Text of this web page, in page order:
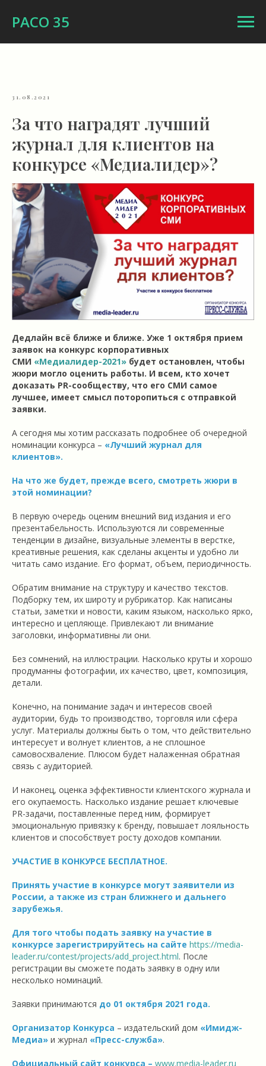
РАСО 35
31.08.2021
За что наградят лучший
журнал для клиентов на
конкурсе «Медиалидер»?
Дедлайн всё ближе и ближе. Уже 1 октября прием
заявок на конкурс корпоративных
СМИ «Медиалидер-2021» будет остановлен, чтобы
жюри могло оценить работы. И всем, кто хочет
доказать PR-сообществу, что его СМИ самое
лучшее, имеет смысл поторопиться с отправкой
заявки.
А сегодня мы хотим рассказать подробнее об очередной
номинации конкурса – «Лучший журнал для
клиентов».
На что же будет, прежде всего, смотреть жюри в
этой номинации?
В первую очередь оценим внешний вид издания и его
презентабельность. Используются ли современные
тенденции в дизайне, визуальные элементы в верстке,
креативные решения, как сделаны акценты и удобно ли
читать само издание. Его формат, объем, периодичность.
Обратим внимание на структуру и качество текстов.
Подборку тем, их широту и рубрикатор. Как написаны
статьи, заметки и новости, каким языком, насколько ярко,
интересно и цепляюще. Привлекают ли внимание
заголовки, информативны ли они.
Без сомнений, на иллюстрации. Насколько круты и хорошо
продуманны фотографии, их качество, цвет, композиция,
детали.
Конечно, на понимание задач и интересов своей
аудитории, будь то производство, торговля или сфера
услуг. Материалы должны быть о том, что действительно
интересует и волнует клиентов, а не сплошное
самовосхваление. Плюсом будет налаженная обратная
связь с аудиторией.
И наконец, оценка эффективности клиентского журнала и
его окупаемость. Насколько издание решает ключевые
PR-задачи, поставленные перед ним, формирует
эмоциональную привязку к бренду, повышает лояльность
клиентов и способствует росту доходов компании.
УЧАСТИЕ В КОНКУРСЕ БЕСПЛАТНОЕ.
Принять участие в конкурсе могут заявители из
России, а также из стран ближнего и дальнего
зарубежья.
Для того чтобы подать заявку на участие в
конкурсе зарегистрируйтесь на сайте https://media-
leader.ru/contest/projects/add_project.html. После
регистрации вы сможете подать заявку в одну или
несколько номинаций.
Заявки принимаются до 01 октября 2021 года.
Организатор Конкурса – издательский дом «Имидж-
Медиа» и журнал «Пресс-служба».
Официальный сайт конкурса – www.media-leader.ru